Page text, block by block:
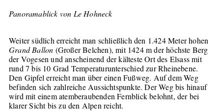
Panoramablick von Le Hohneck
Weiter südlich erreicht man schließlich den 1.424 Meter hohen
Grand Ballon (Großer Belchen), mit 1424 m der höchste Berg
der Vogesen und anscheinend der kälteste Ort des Elsass mit
rund 7 bis 10 Grad Temperaturunterschied zur Rheinebene.
Den Gipfel erreicht man über einen Fußweg. Auf dem Weg
befinden sich zahlreiche Aussichtspunkte. Der Weg bis hinauf
wird mit einem atemberaubenden Fernblick belohnt, der bei
klarer Sicht bis zu den Alpen reicht.